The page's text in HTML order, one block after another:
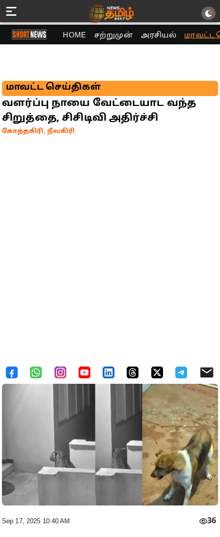
HOME சற்றுமுன் அரசியல் மாவட்ட
மாவட்ட செய்திகள்
வளர்ப்பு நாயை வேட்டையாட வந்த
சிறுத்தை, சிசிடிவி அதிர்ச்சி
கோத்தகிரி, நீலகிரி
Sep 17, 2025 10:40 AM 36